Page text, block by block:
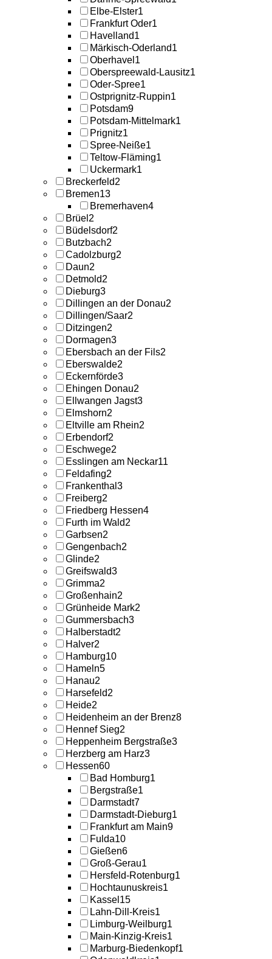
Elbe-Elster1
Frankfurt Oder1
Havelland1
Märkisch-Oderland1
Oberhavel 1
Oberspreewald-Lausitz1
Oder-Spree1
Ostprignitz-Ruppin1
Potsdam9
Potsdam-Mittelmark1
Prignitz1
Spree-Neiße1
Teltow-Fläming1
Uckermark1
Breckerfeld2
Bremen13
Bremerhaven4
Brüel 2
Büdelsdorf2
Butzbach2
Cadolzburg2
Daun2
Detmold2
Dieburg3
Dillingen an der Donau2
Dillingen/Saar2
Ditzingen2
Dormagen3
Ebersbach an der Fils2
Eberswalde2
Eckernförde3
Ehingen Donau2
Ellwangen Jagst3
Elmshorn2
Eltville am Rhein2
Erbendorf2
Eschwege2
Esslingen am Neckar11
Feldafing2
Frankenthal 3
Freiberg2
Friedberg Hessen4
Furth im Wald2
Garbsen2
Gengenbach2
Glinde2
Greifswald3
Grimma2
Großenhain2
Grünheide Mark2
Gummersbach3
Halberstadt2
Halver2
Hamburg10
Hameln5
Hanau2
Harsefeld2
Heide2
Heidenheim an der Brenz8
Hennef Sieg2
Heppenheim Bergstraße3
Herzberg am Harz3
Hessen60
Bad Homburg1
Bergstraße1
Darmstadt7
Darmstadt-Dieburg1
Frankfurt am Main9
Fulda10
Gießen6
Groß-Gerau1
Hersfeld-Rotenburg1
Hochtaunuskreis1
Kassel 15
Lahn-Dill-Kreis1
Limburg-Weilburg1
Main-Kinzig-Kreis1
Marburg-Biedenkopf1